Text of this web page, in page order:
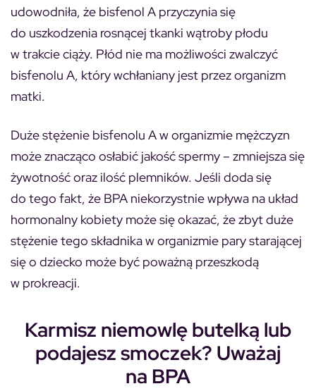
udowodniła, że bisfenol A przyczynia się
do uszkodzenia rosnącej tkanki wątroby płodu
w trakcie ciąży. Płód nie ma możliwości zwalczyć
bisfenolu A, który wchłaniany jest przez organizm
matki.
Duże stężenie bisfenolu A w organizmie mężczyzn
może znacząco osłabić jakość spermy – zmniejsza się
żywotność oraz ilość plemników. Jeśli doda się
do tego fakt, że BPA niekorzystnie wpływa na układ
hormonalny kobiety może się okazać, że zbyt duże
stężenie tego składnika w organizmie pary starającej
się o dziecko może być poważną przeszkodą
w prokreacji.
Karmisz niemowlę butelką lub
podajesz smoczek? Uważaj
na BPA